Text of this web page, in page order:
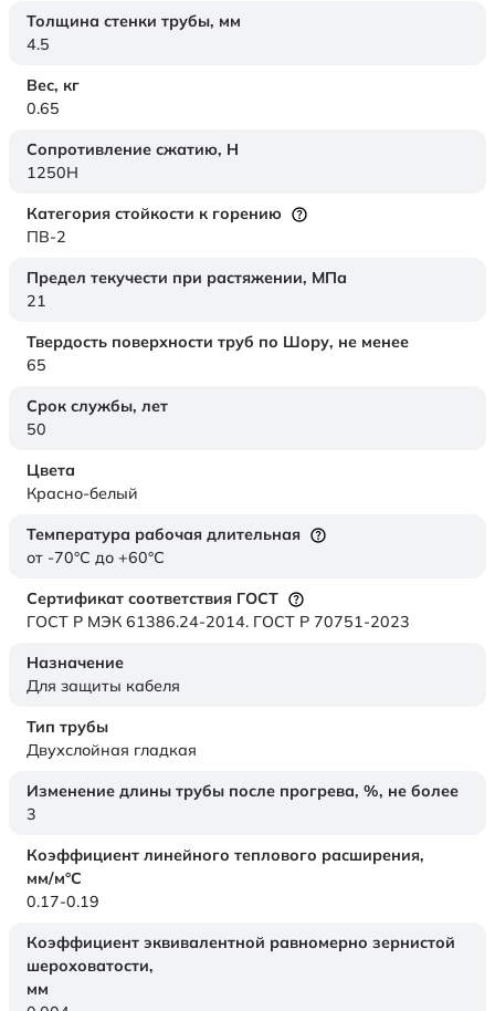
Толщина стенки трубы, мм
4.5
Вес, кг
0.65
Сопротивление сжатию, Н
1250H
Категория стойкости к горению
ПВ-2
Предел текучести при растяжении, МПа
21
Твердость поверхности труб по Шору, не менее
65
Срок службы, лет
50
Цвета
Красно-белый
Температура рабочая длительная
от -70°C до +60°C
Сертификат соответствия ГОСТ
ГОСТ Р МЭК 61386.24-2014. ГОСТ Р 70751-2023
Назначение
Для защиты кабеля
Тип трубы
Двухслойная гладкая
Изменение длины трубы после прогрева, %, не более
3
Коэффициент линейного теплового расширения,
мм/м°С
0.17-0.19
Коэффициент эквивалентной равномерно зернистой
шероховатости,
мм